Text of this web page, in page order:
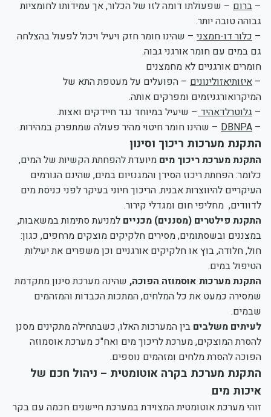
– ברום – שפעולתו דומה לזו של הכלור, אך עמידותו לחומציות
גבוהה טובה יותר.
– כלור דו-חמצני – שהינו חומר חזק ויעיל ויכול לפעול בהצלחה
גם במים עם חומר אורגני גבוה.
חומרים אורגניים לא מחמצנים
– איזותיאזולינונים – הפועלים על מעטפת התא של
המיקרואורגניזמים ומפרקים אותה.
– גלוטרלדאהיד – שיעיל במיוחד נגד חיידקים ואצות.
–
DBNPA – שהינו חומר חיטוי מהיר פעולה שמתפרק במהירות.
התקנת מערכות ריכוך וסינון
התקנת מערכת ריכוך מים מיועדת להפחתת הקשיות של המים,
כלומר: הפחתת ריכוז הסידן והמגנזיום במים, שהינם הגורמים
העיקריים להיווצרות אבנית. הריכוך חיוני בעיקר לפני כניסת מים
לדוודים, מחליפי חום ומגדלי קירור.
התקנת פילטרים (מסננים) מכניים למניעת סתימות במשאבות,
במצננים ובשסתומים, מסירים חלקיקים מוצקים מרחפים, כגון:
חול, חלודה, בוץ או חלקיקים אורגניים וכן משפרים את יעילות
הטיפול במים.
התקנת מערכות אוסמוזה הפוכה, שהינה מערכת סינון מתקדמת
שמסירה כמעט את כל המלחים, המתכות הכבדות והמזהמים
שבמים.
לעיתים משלבים בין המערכות האלו, כשבתחילה מתקינים מסנן
להסרת המוצקים, מערכת לריכוך מים ואח"כ מערכת אוסמוזה
הפוכה להסרת מלחים ומזהמים נוספים.
התקנת מערכת בקרה אוטומטית – ניהול חכם של
איכות מים
זוהי מערכת אוטומטית המצוידת במערכת חיישנים חכמה עם בקר